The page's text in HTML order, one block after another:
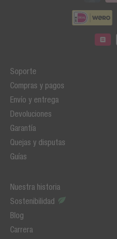
Soporte
Compras y pagos
Envío y entrega
Devoluciones
Garantía
Quejas y disputas
Guías
Nuestra historia
Sostenibilidad
Blog
Carrera